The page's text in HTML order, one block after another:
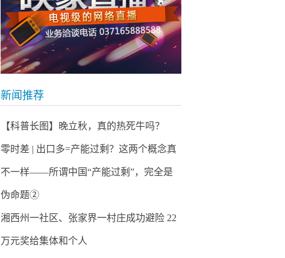
新闻推荐
【科普长图】晚立秋，真的热死牛吗？
零时差 | 出口多=产能过剩？这两个概念真
不一样——所谓中国“产能过剩”，完全是
伪命题②
湘西州一社区、张家界一村庄成功避险 22
万元奖给集体和个人